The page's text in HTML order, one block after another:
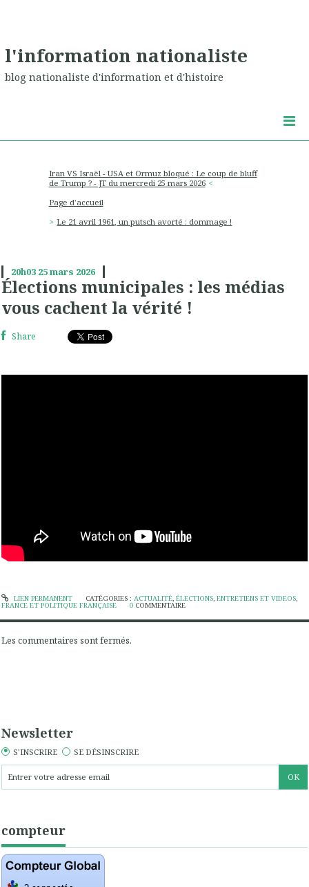
l'information nationaliste
blog nationaliste d'information et d'histoire
Iran VS Israël - USA et Ormuz bloqué : Le coup de bluff
de Trump ? - JT du mercredi 25 mars 2026
Page d'accueil
Le 21 avril 1961, un putsch avorté : dommage !
20h03 25mars 2026
Élections municipales : les médias
vous cachent la vérité !
Share
LIEN PERMANENT CATÉGORIES : ACTUALITÉ, ÉLECTIONS, ENTRETIENS ET VIDEOS,
FRANCE ET POLITIQUE FRANÇAISE 0 COMMENTAIRE
Les commentaires sont fermés.
Newsletter
S'INSCRIRE SE DÉSINSCRIRE
compteur